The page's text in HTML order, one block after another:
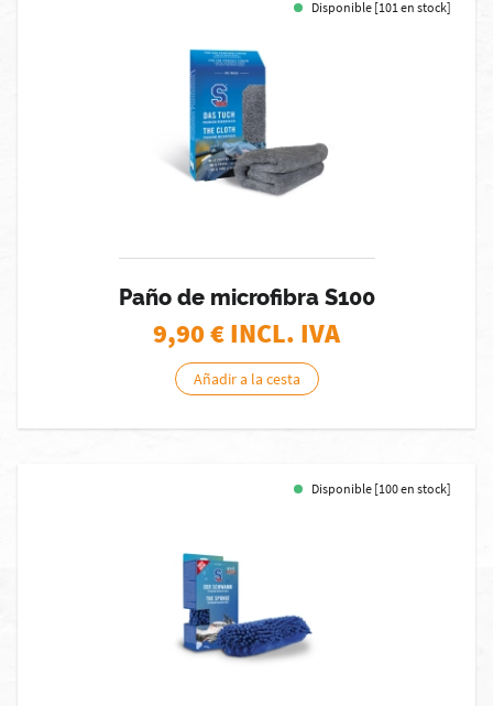
Disponible [101 en stock]
Paño de microfibra S100
9,90€ INCL. IVA
Añadir a la cesta
Disponible [100 en stock]